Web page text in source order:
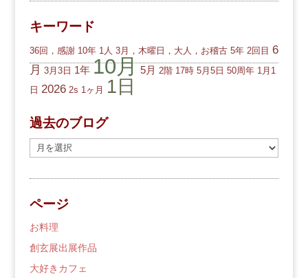
キーワード
36回，感謝 10年 1人 3月，木曜日，大人，お稽古 5年 2回目 6
月 3月3日 1年 10月 5月 2階 17時 5月5日 50周年 1月1
日 2026 2s 1ヶ月 1日
過去のブログ
去
の
ロ
グ
ページ
お料理
創玄展出展作品
大好きカフェ